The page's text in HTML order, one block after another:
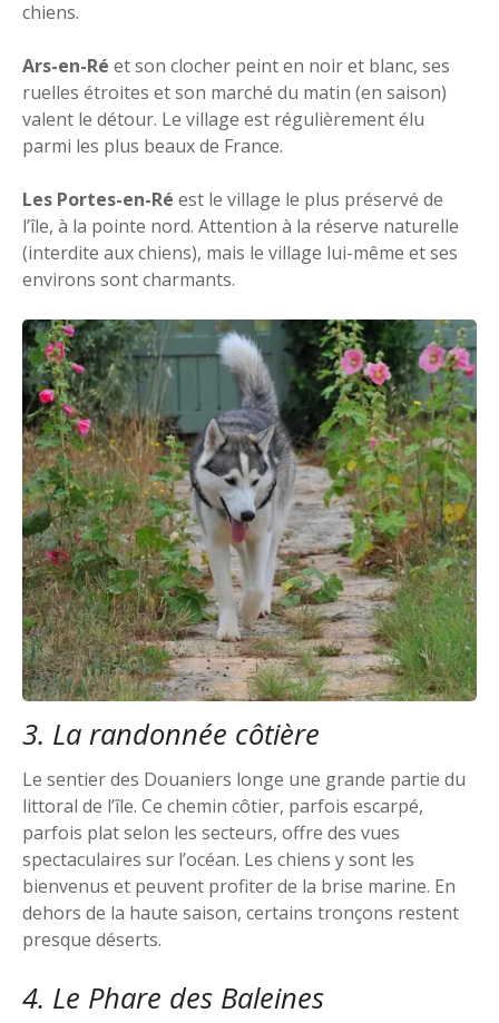
chiens.
Ars-en-Ré et son clocher peint en noir et blanc, ses
ruelles étroites et son marché du matin (en saison)
valent le détour. Le village est régulièrement élu
parmi les plus beaux de France.
Les Portes-en-Ré est le village le plus préservé de
l’île, à la pointe nord. Attention à la réserve naturelle
(interdite aux chiens), mais le village lui-même et ses
environs sont charmants.
3. La randonnée côtière
Le sentier des Douaniers longe une grande partie du
littoral de l’île. Ce chemin côtier, parfois escarpé,
parfois plat selon les secteurs, offre des vues
spectaculaires sur l’océan. Les chiens y sont les
bienvenus et peuvent profiter de la brise marine. En
dehors de la haute saison, certains tronçons restent
presque déserts.
4. Le Phare des Baleines